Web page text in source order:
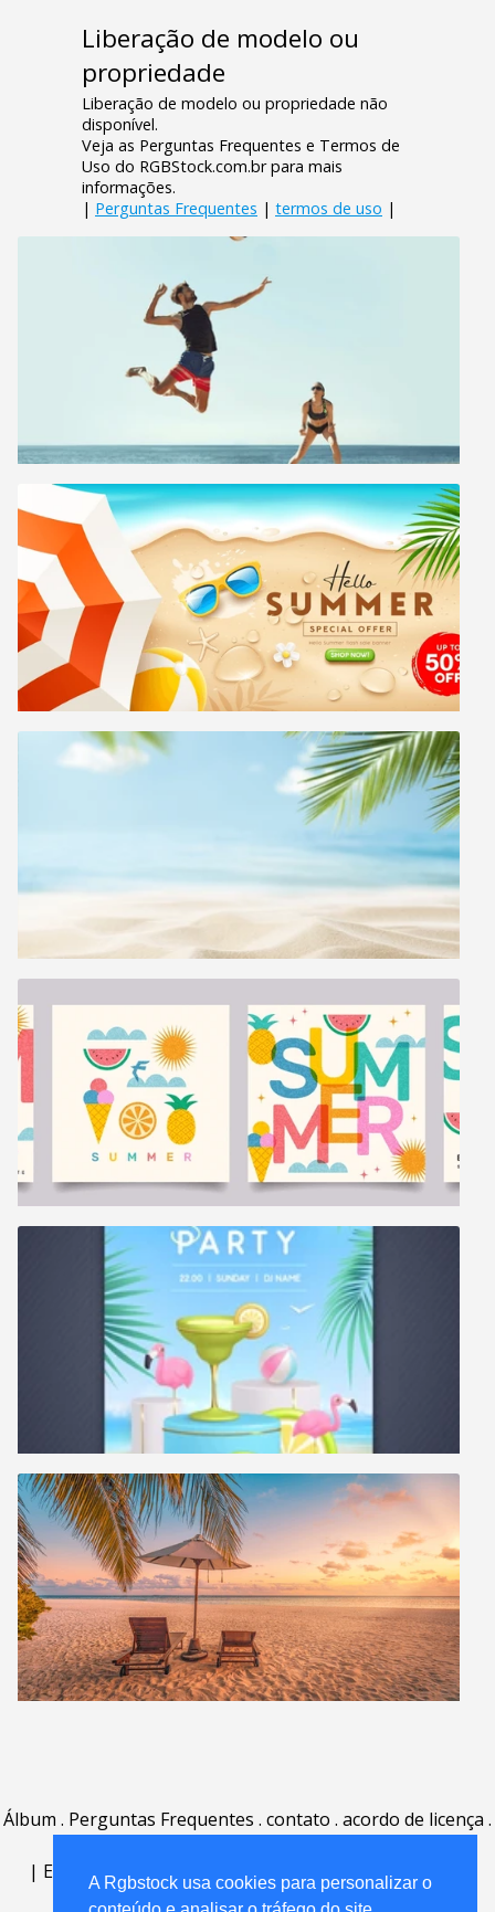
A Rgbstock usa cookies para personalizar o
Liberação de modelo ou
propriedade
Liberação de modelo ou propriedade não
disponível.
Veja as Perguntas Frequentes e Termos de
Uso do RGBStock.com.br para mais
informações.
| Perguntas Frequentes | termos de uso |
Álbum . Perguntas Frequentes . contato . acordo de licença .
| English | Deutsch Español Português
Nederlands|